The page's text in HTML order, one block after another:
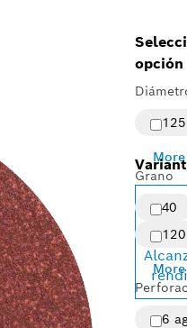
opción
125
Grano
40
120
6